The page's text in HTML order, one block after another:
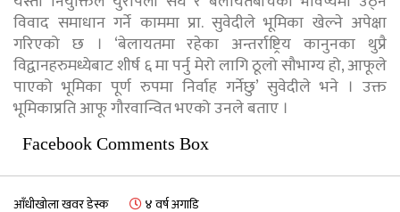
विवाद समाधान गर्ने काममा प्रा. सुवेदीले भूमिका खेल्ने अपेक्षा
गरिएको छ । ‘बेलायतमा रहेका अन्तर्राष्ट्रिय कानुनका थुप्रै
विद्वानहरुमध्येबाट शीर्ष ६ मा पर्नु मेरो लागि ठूलो सौभाग्य हो, आफूले
पाएको भूमिका पूर्ण रुपमा निर्वाह गर्नेछु’ सुवेदीले भने । उक्त
भूमिकाप्रति आफू गौरवान्वित भएको उनले बताए ।
Facebook Comments Box
आँधीखोला खवर डेस्क ४ वर्ष अगाडि